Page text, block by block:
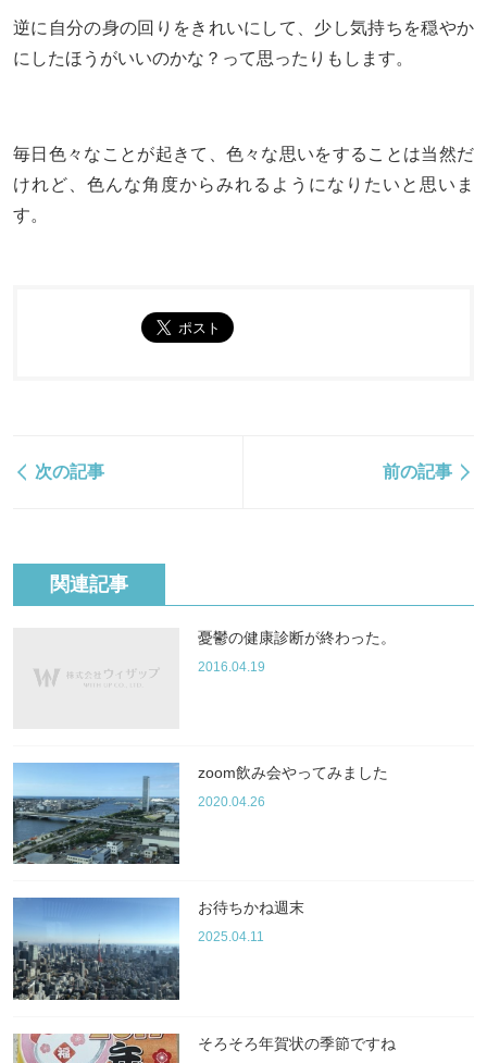
逆に自分の身の回りをきれいにして、少し気持ちを穏やか
にしたほうがいいのかな？って思ったりもします。
毎日色々なことが起きて、色々な思いをすることは当然だ
けれど、色んな角度からみれるようになりたいと思いま
す。
次の記事 前の記事
関連記事
憂鬱の健康診断が終わった。
2016.04.19
zoom飲み会やってみました
2020.04.26
お待ちかね週末
2025.04.11
そろそろ年賀状の季節ですね